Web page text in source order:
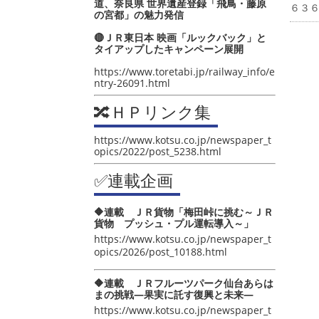
道、奈良県 世界遺産登録「飛鳥・藤原
の宮都」の魅力発信
🔴ＪＲ東日本 映画「ルックバック」と
タイアップしたキャンペーン展開
https://www.toretabi.jp/railway_info/e
ntry-26091.html
🔀ＨＰリンク集
https://www.kotsu.co.jp/newspaper_t
opics/2022/post_5238.html
✅連載企画
🔶連載 ＪＲ貨物「梅田峠に挑む～ＪＲ
貨物 プッシュ・プル運転導入～」
https://www.kotsu.co.jp/newspaper_t
opics/2026/post_10188.html
🔶連載 ＪＲフルーツパーク仙台あらは
まの挑戦―果実に託す復興と未来―
https://www.kotsu.co.jp/newspaper_t
６３